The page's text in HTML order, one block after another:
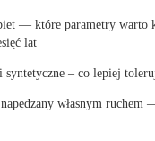
— które parametry warto
lat
syntetyczne – co lepiej
własnym ruchem